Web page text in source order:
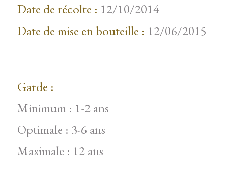
Date de récolte : 12/10/2014
Date de mise en bouteille : 12/06/2015
Garde :
Minimum : 1-2 ans
Optimale : 3-6 ans
Maximale : 12 ans